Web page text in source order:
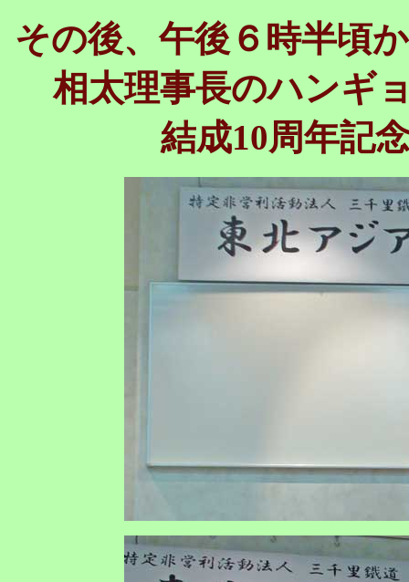
その後、午後６時半頃
相太理事長のハンギ
結成10周年記